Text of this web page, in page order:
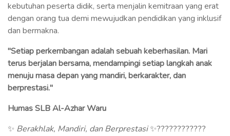
kebutuhan peserta didik, serta menjalin kemitraan yang erat
dengan orang tua demi mewujudkan pendidikan yang inklusif
dan bermakna.
"Setiap perkembangan adalah sebuah keberhasilan. Mari
terus berjalan bersama, mendampingi setiap langkah anak
menuju masa depan yang mandiri, berkarakter, dan
berprestasi."
Humas SLB Al-Azhar Waru
✨ Berakhlak, Mandiri, dan Berprestasi✨????????????